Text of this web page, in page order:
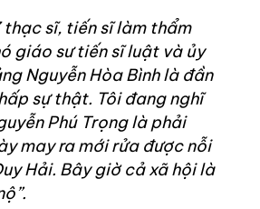
thạc sĩ, tiến sĩ làm thẩm
giáo sư tiến sĩ luật và ủy
Nguyễn Hòa Bình là đần
sự thật. Tôi đang nghĩ
Phú Trọng là phải
may ra mới rửa được nỗi
Hải. Bây giờ cả xã hội là